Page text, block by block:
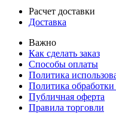
Расчет доставки
Доставка
Важно
Как сделать заказ
Способы оплаты
Политика
Политика
Публичная оферта
Правила торговли